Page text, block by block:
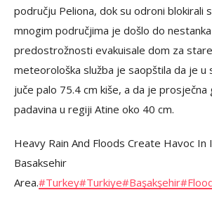
području Peliona, dok su odroni blokirali
mnogim područjima je došlo do
predostrožnosti evakuisale dom za stare
meteorološka služba je saopštila da je u
juče palo 75.4 cm kiše, a da je prosječna
padavina u regiji Atine oko 40 cm.
Heavy Rain And Floods Create Havoc In
Basaksehir
Area.#Turkey#Turkiye#Başakşehir